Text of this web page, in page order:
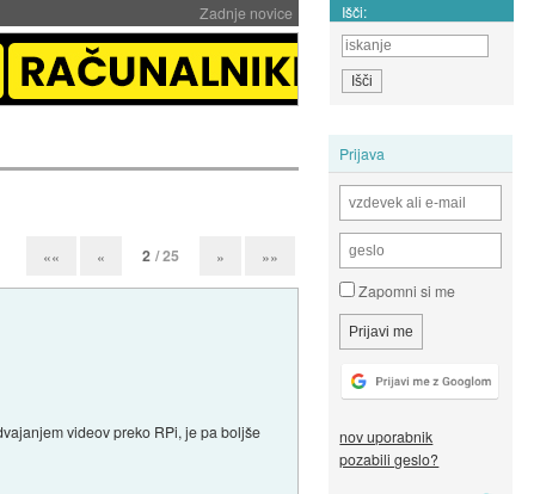
Zadnje novice Išči:
Prijava
Zapomni si me
nov uporabnik
pozabili geslo?
«« « 2 / 25 » »»
videov preko RPi, je pa boljše